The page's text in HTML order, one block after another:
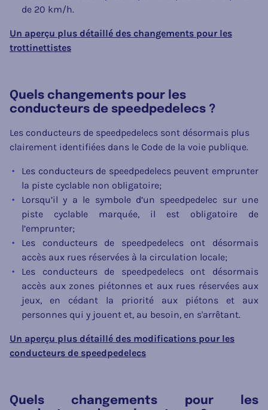
de 20 km/h.
Un aperçu plus détaillé des changements pour les
trottinettistes
Quels changements pour les
conducteurs de speedpedelecs ?
Les conducteurs de speedpedelecs sont désormais plus
clairement identifiées dans le Code de la voie publique.
Les conducteurs de speedpedelecs peuvent emprunter
la piste cyclable non obligatoire;
Lorsqu’il y a le symbole d’un speedpedelec sur une
piste cyclable marquée, il est obligatoire de
l’emprunter;
Les conducteurs de speedpedelecs ont désormais
accès aux rues réservées à la circulation locale;
Les conducteurs de speedpedelecs ont désormais
accès aux zones piétonnes et aux rues réservées aux
jeux, en cédant la priorité aux piétons et aux
personnes qui y jouent et, au besoin, en s'arrêtant.
Un aperçu plus détaillé des modifications pour les
conducteurs de speedpedelecs
Quels changements pour les